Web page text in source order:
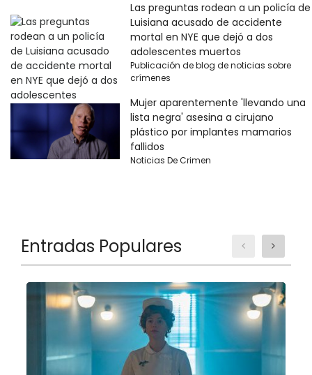
Las preguntas rodean a un policía de
Luisiana acusado de accidente
mortal en NYE que dejó a dos
adolescentes muertos
Publicación de blog de noticias sobre
crímenes
Mujer aparentemente 'llevando una
lista negra' asesina a cirujano
plástico por implantes mamarios
fallidos
Noticias De Crimen
Entradas Populares